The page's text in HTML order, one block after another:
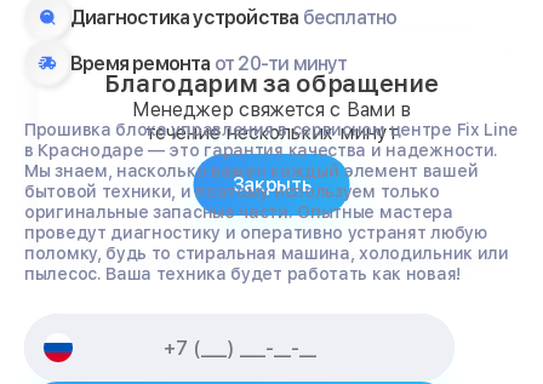
Диагностика устройства бесплатно
Время ремонта от 20-ти минут
Прошивка блока управления в сервисном центре Fix Line
в Краснодаре — это гарантия качества и надежности.
Мы знаем, насколько важен каждый элемент вашей
бытовой техники, и поэтому используем только
оригинальные запасные части. Опытные мастера
проведут диагностику и оперативно устранят любую
поломку, будь то стиральная машина, холодильник или
пылесос. Ваша техника будет работать как новая!
Благодарим за обращение
Менеджер свяжется с Вами в
течение нескольких минут
Закрыть